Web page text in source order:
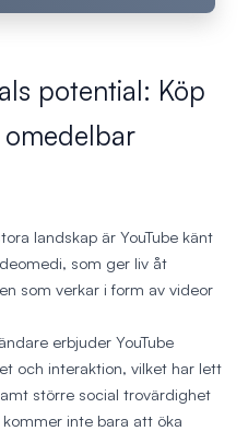
potential: Köp
omedelbar
landskap är YouTube känt
som ger liv åt
som verkar i form av videor
erbjuder YouTube
och interaktion, vilket har lett
större social trovärdighet
inte bara att öka